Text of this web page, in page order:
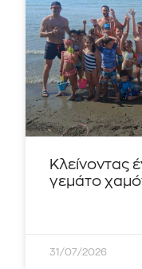
Κλείνοντας
γεμάτο
31/07/2026